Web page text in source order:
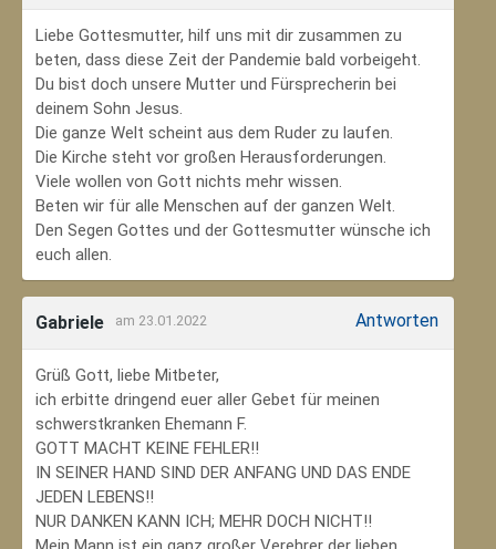
Liebe Gottesmutter, hilf uns mit dir zusammen zu
beten, dass diese Zeit der Pandemie bald vorbeigeht.
Du bist doch unsere Mutter und Fürsprecherin bei
deinem Sohn Jesus.
Die ganze Welt scheint aus dem Ruder zu laufen.
Die Kirche steht vor großen Herausforderungen.
Viele wollen von Gott nichts mehr wissen.
Beten wir für alle Menschen auf der ganzen Welt.
Den Segen Gottes und der Gottesmutter wünsche ich
euch allen.
Gabriele am 23.01.2022 Antworten
Grüß Gott, liebe Mitbeter,
ich erbitte dringend euer aller Gebet für meinen
schwerstkranken Ehemann F.
GOTT MACHT KEINE FEHLER!!
IN SEINER HAND SIND DER ANFANG UND DAS ENDE
JEDEN LEBENS!!
NUR DANKEN KANN ICH; MEHR DOCH NICHT!!